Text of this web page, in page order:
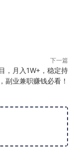
下一篇
，月入1W+，稳定持
副业兼职赚钱必看！